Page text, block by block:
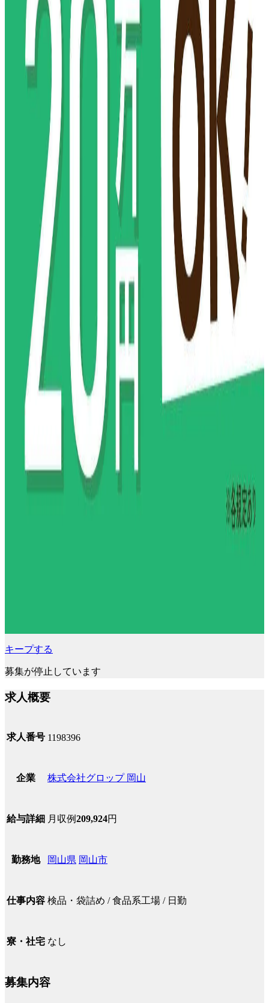
キープする
募集が停止しています
求人概要
求人番号 1198396
企業 株式会社グロップ 岡山
給与詳細 月収例209,924円
勤務地 岡山県 岡山市
仕事内容 検品・袋詰め / 食品系工場 / 日勤
寮・社宅 なし
募集内容